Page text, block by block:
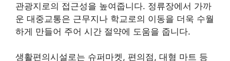
관광지로의 접근성을 높여줍니다. 정류장에서 가까
운 대중교통은 근무지나 학교로의 이동을 더욱 수월
하게 만들어 주어 시간 절약에 도움을 줍니다.
생활편의시설로는 슈퍼마켓, 편의점, 대형 마트 등